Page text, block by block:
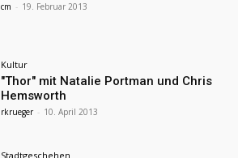
cm - 19. Februar 2013
Kultur
"Thor" mit Natalie Portman und Chris
Hemsworth
rkrueger - 10. April 2013
Stadtgeschehen